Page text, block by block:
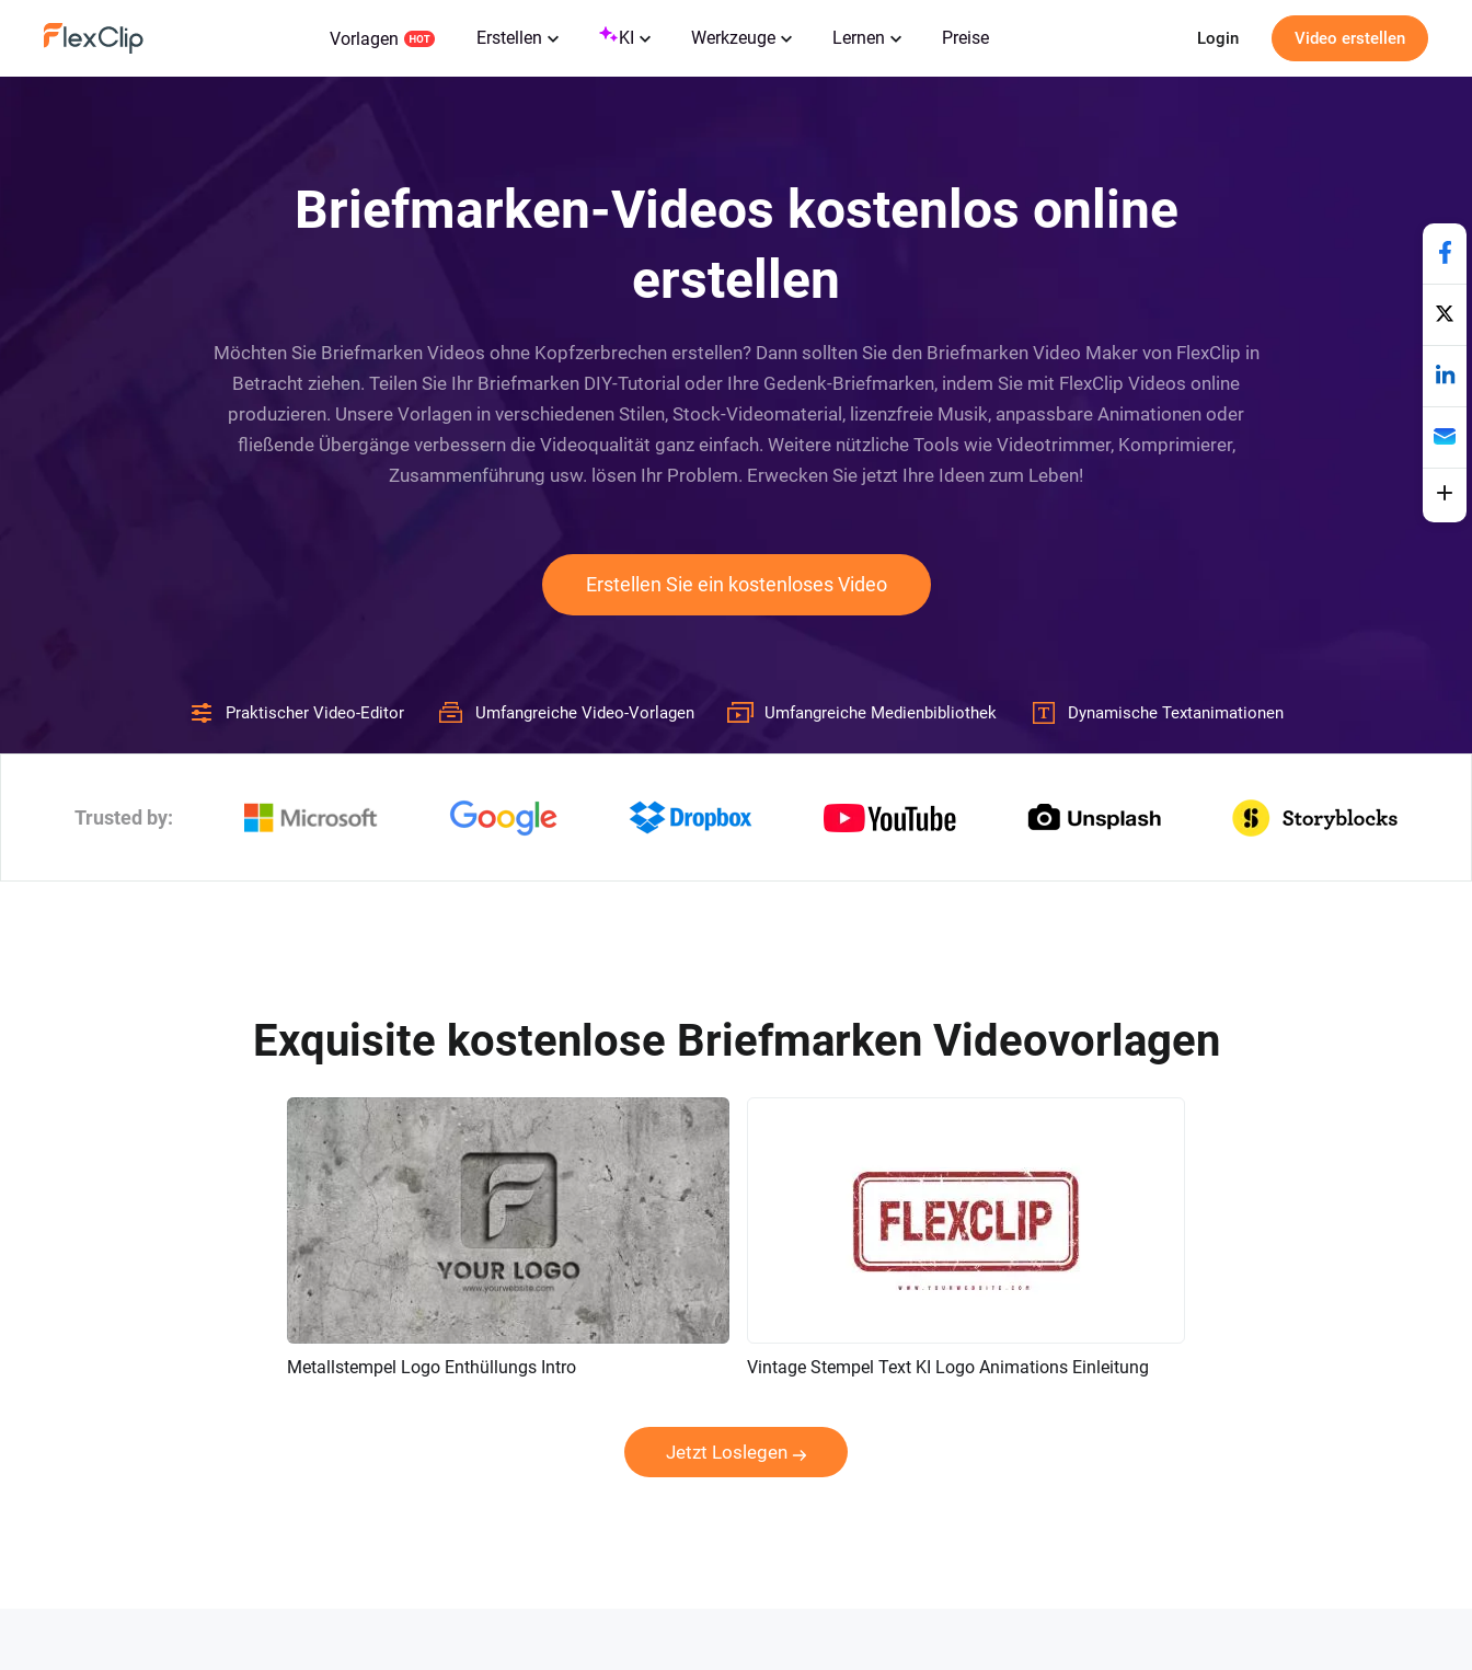
Vorlagen Erstellen KI Werkzeuge Lernen Preise Login Video erstellen
Briefmarken-Videos kostenlos online
erstellen
Möchten Sie Briefmarken Videos ohne Kopfzerbrechen erstellen? Dann sollten Sie den Briefmarken Video Maker von FlexClip in
Betracht ziehen. Teilen Sie Ihr Briefmarken DIY-Tutorial oder Ihre Gedenk-Briefmarken, indem Sie mit FlexClip Videos online
produzieren. Unsere Vorlagen in verschiedenen Stilen, Stock-Videomaterial, lizenzfreie Musik, anpassbare Animationen oder
fließende Übergänge verbessern die Videoqualität ganz einfach. Weitere nützliche Tools wie Videotrimmer, Komprimierer,
Zusammenführung usw. lösen Ihr Problem. Erwecken Sie jetzt Ihre Ideen zum Leben!
Erstellen Sie ein kostenloses Video
Praktischer Video-Editor Umfangreiche Video-Vorlagen Umfangreiche Medienbibliothek Dynamische Textanimationen
Trusted by:
Exquisite kostenlose Briefmarken Videovorlagen
Vorschau KI Erstellen
Metallstempel Logo Enthüllungs Intro Vorschau KI Erstellen
Vintage Stempel Text KI Logo Animations Einleitung
Jetzt Loslegen